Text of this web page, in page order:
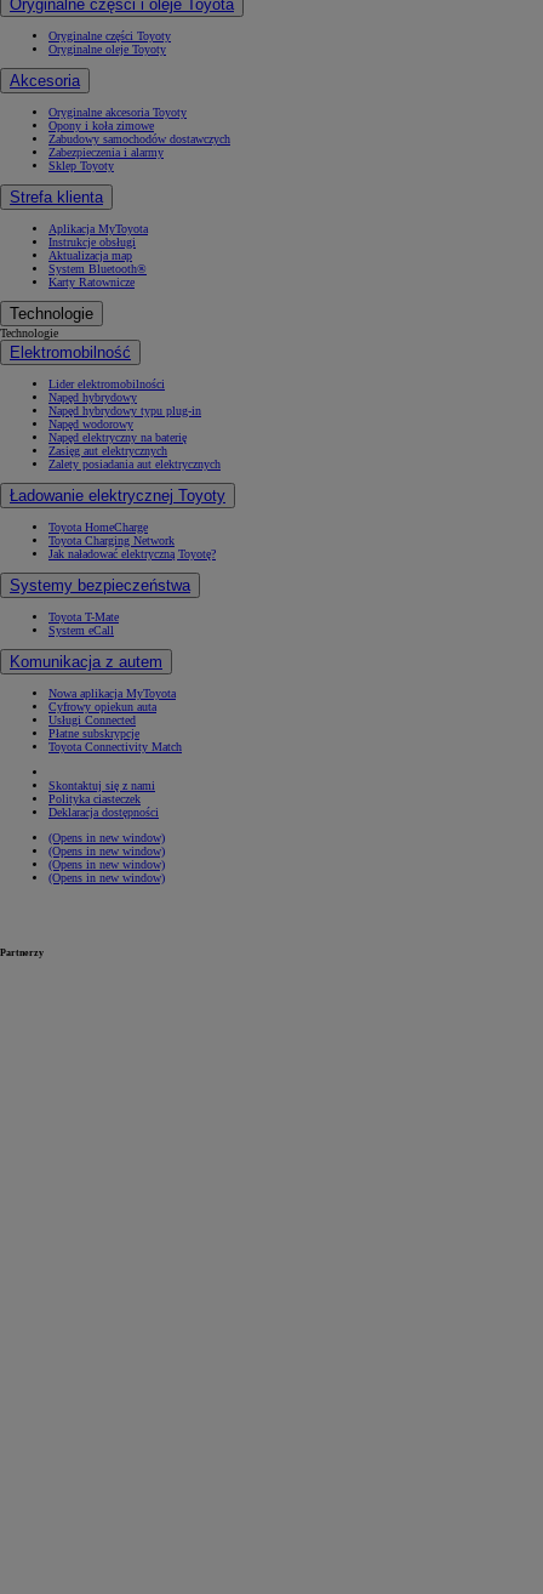
Oryginalne części i oleje Toyota
Oryginalne części Toyoty
Oryginalne oleje Toyoty
Akcesoria
Oryginalne akcesoria Toyoty
Opony i koła zimowe
Zabudowy samochodów dostawczych
Zabezpieczenia i alarmy
Sklep Toyoty
Strefa klienta
Aplikacja MyToyota
Instrukcje obsługi
Aktualizacja map
System Bluetooth®
Karty Ratownicze
Technologie
Technologie
Elektromobilność
Lider elektromobilności
Napęd hybrydowy
Napęd hybrydowy typu plug-in
Napęd wodorowy
Napęd elektryczny na baterię
Zasięg aut elektrycznych
Zalety posiadania aut elektrycznych
Ładowanie elektrycznej Toyoty
Toyota HomeCharge
Toyota Charging Network
Jak naładować elektryczną Toyotę?
Systemy bezpieczeństwa
Toyota T-Mate
System eCall
Komunikacja z autem
Nowa aplikacja MyToyota
Cyfrowy opiekun auta
Usługi Connected
Płatne subskrypcje
Toyota Connectivity Match
Skontaktuj się z nami
Polityka ciasteczek
Deklaracja dostępności
(Opens in new window)
(Opens in new window)
(Opens in new window)
(Opens in new window)
Partnerzy